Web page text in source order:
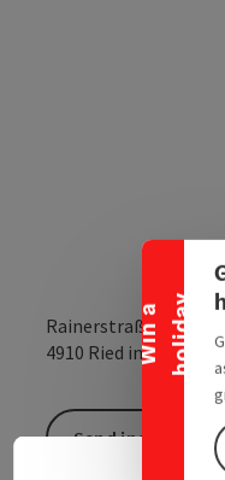
W
i
n
a
h
o
l
i
d
a y
Collapse banner
Rainerstraße 2
4910 Ried im Innkreis
Send inquiry